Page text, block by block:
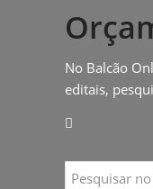
No Balcão
editais,